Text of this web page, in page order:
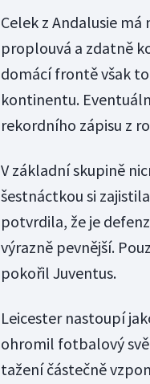
Celek z Andalusie
proplouvá a zdatně
domácí frontě však
kontinentu.
rekordního zápisu z
V základní skupině
šestnáctkou si
potvrdila, že je
výrazně pevnější.
pokořil Juventus.
Leicester nastoupí
ohromil fotbalový
tažení částečně